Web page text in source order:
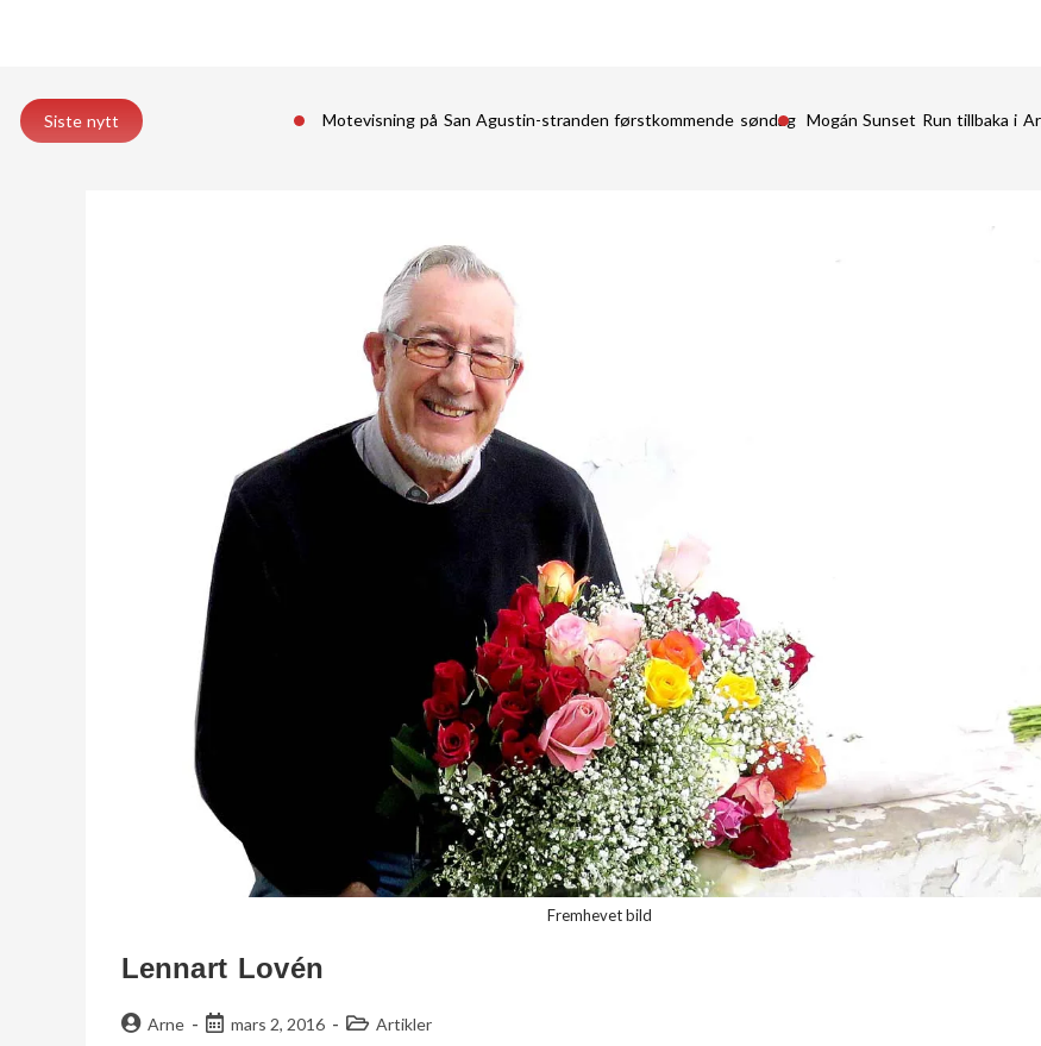
Siste nytt Motevisning på San Agustin-stranden førstkommende søndag Mogán Sunset Run tillbaka i
Fremhevet bild
Lennart Lovén
Arne mars 2, 2016 Artikler